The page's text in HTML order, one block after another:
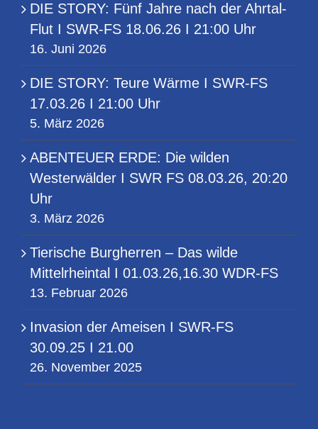
DIE STORY: Fünf Jahre nach der Ahrtal-
Flut I SWR-FS 18.06.26 I 21:00 Uhr
16. Juni 2026
DIE STORY: Teure Wärme I SWR-FS
17.03.26 I 21:00 Uhr
5. März 2026
ABENTEUER ERDE: Die wilden
Westerwälder I SWR FS 08.03.26, 20:20
Uhr
3. März 2026
Tierische Burgherren – Das wilde
Mittelrheintal I 01.03.26,16.30 WDR-FS
13. Februar 2026
Invasion der Ameisen I SWR-FS
30.09.25 I 21.00
26. November 2025